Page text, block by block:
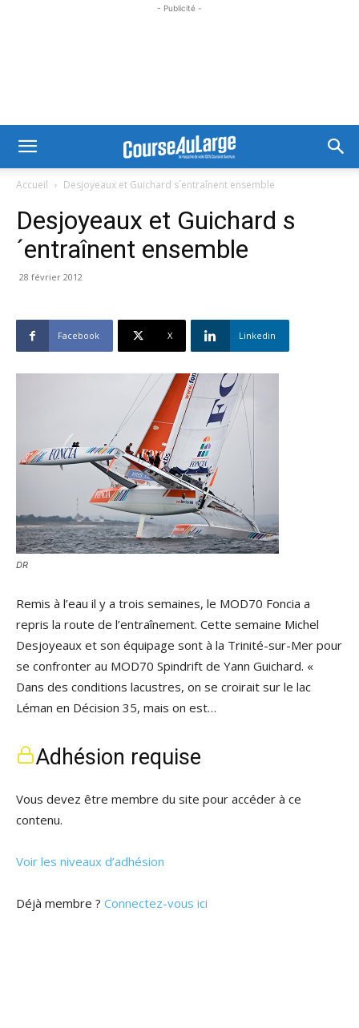
- Publicité -
Accueil Desjoyeaux et Guichard s´entraînent ensemble
Desjoyeaux et Guichard s
´entraînent ensemble
28 février 2012
Facebook X Linkedin
DR
Remis à l’eau il y a trois semaines, le MOD70 Foncia a
repris la route de l’entraînement. Cette semaine Michel
Desjoyeaux et son équipage sont à la Trinité-sur-Mer pour
se confronter au MOD70 Spindrift de Yann Guichard. «
Dans des conditions lacustres, on se croirait sur le lac
Léman en Décision 35, mais on est…
Adhésion requise
Vous devez être membre du site pour accéder à ce
contenu.
Voir les niveaux d’adhésion
Déjà membre ? Connectez-vous ici